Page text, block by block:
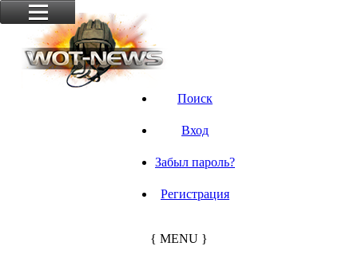
Поиск
Вход
Забыл пароль?
Регистрация
{ MENU }